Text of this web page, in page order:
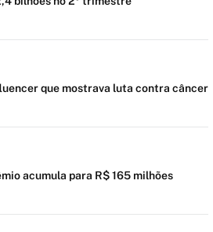
que mostrava luta contra câncer
acumula para R$ 165 milhões